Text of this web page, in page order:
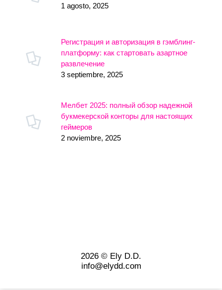
1 agosto, 2025
Регистрация и авторизация в гэмблинг-
платформу: как стартовать азартное
развлечение
3 septiembre, 2025
Мелбет 2025: полный обзор надежной
букмекерской конторы для настоящих
геймеров
2 noviembre, 2025
2026 © Ely D.D.
info@elydd.com